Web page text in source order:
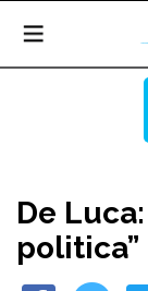
De
politica”